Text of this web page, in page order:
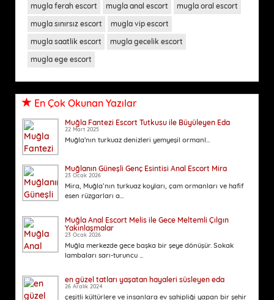
mugla ferah escort
mugla anal escort
mugla oral escort
mugla sınırsız escort
mugla vip escort
mugla saatlik escort
mugla gecelik escort
mugla ege escort
En Çok Okunan Yazılar
Muğla Fantezi Escort Tutkusu ile Büyüleyen Eda
22 Mart 2025
Muğla'nın turkuaz denizleri yemyeşil ormanl...
Muğlanın Güneşli Genç Esintisi Anal Escort Mira
23 Ocak 2026
Mira, Muğla’nın turkuaz koyları, çam ormanları ve hafif
esen rüzgarları a...
Muğla Anal Escort Melis ile Gece Meltemli Çılgın
Yakınlaşmalar
23 Ocak 2026
Muğla merkezde gece başka bir şeye dönüşür. Sokak
lambaları sarı-turuncu ...
en güzel tatları yaşatan hayaleri süsleyen eda
26 Aralık 2024
çeşitli kültürlere ve insanlara ev sahipliği yapan bir şehir